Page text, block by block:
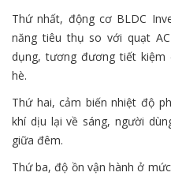
Thứ nhất, động cơ BLDC
năng tiêu thụ so với quạt
dụng, tương đương tiết
hè.
Thứ hai, cảm biến nhiệt độ
khí dịu lại về sáng, người
giữa đêm.
Thứ ba, độ ồn vận hành ở